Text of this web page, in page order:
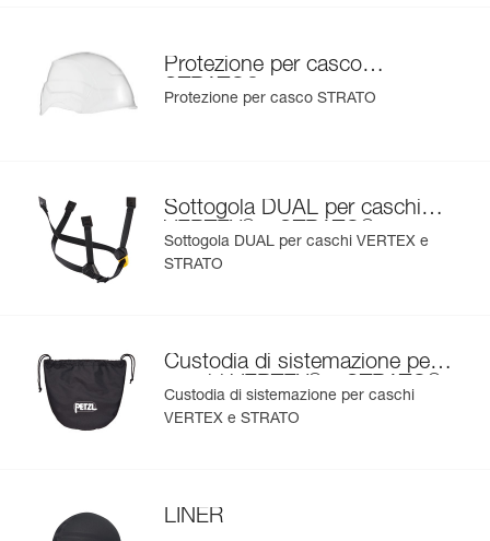
Protezione per casco
STRATO
Protezione per casco STRATO
Sottogola DUAL per caschi
VERTEX
e STRATO
Sottogola DUAL per caschi VERTEX e
STRATO
Custodia di sistemazione per
caschi VERTEX
e STRATO
Custodia di sistemazione per caschi
VERTEX e STRATO
LINER